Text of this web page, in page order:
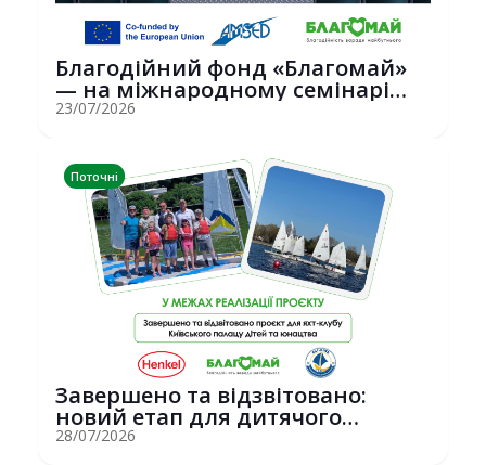
Благодійний фонд «Благомай»
— на міжнародному семінарі
Erasmus+ у С...
23/07/2026
Поточні
Завершено та відзвітовано:
новий етап для дитячого
вітрильного спор...
28/07/2026